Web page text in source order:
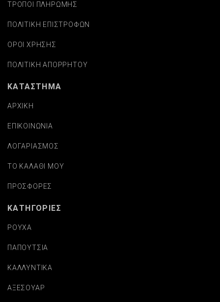
ΤΡΟΠΟΙ ΠΛΗΡΩΜΗΣ
ΠΟΛΙΤΙΚΗ ΕΠΙΣΤΡΟΦΩΝ
ΟΡΟΙ ΧΡΗΣΗΣ
ΠΟΛΙΤΙΚΗ ΑΠΟΡΡΗΤΟΥ
ΚΑΤΑΣΤΗΜΑ
ΑΡΧΙΚΗ
ΕΠΙΚΟΙΝΩΝΙΑ
ΛΟΓΑΡΙΑΣΜΟΣ
ΤΟ ΚΑΛΑΘΙ ΜΟΥ
ΠΡΟΣΦΟΡΕΣ
ΚΑΤΗΓΟΡΙΕΣ
ΡΟΥΧΑ
ΠΑΠΟΥΤΣΙΑ
ΚΑΛΛΥΝΤΙΚΑ
ΑΞΕΣΟΥΑΡ